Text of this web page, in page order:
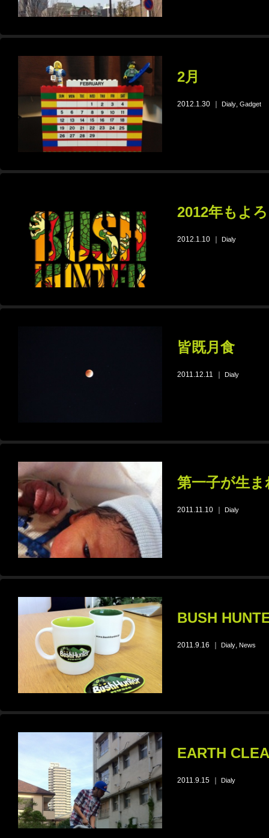
2月
2012.1.30 Dialy, Gadget
2012年もよ
2012.1.10 Dialy
皆既月食
2011.12.11 Dialy
第一子が生
2011.11.10 Dialy
BUSH
2011.9.16 Dialy, News
EARTH
2011.9.15 Dialy